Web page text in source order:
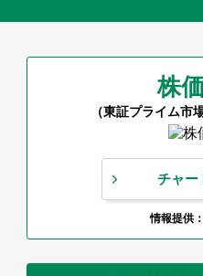
株
（東証プライム市
チャー
情報提供